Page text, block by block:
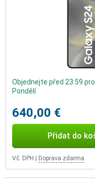
Objednejte před 23:59
Pondělí
640,00 €
Přidat do
Vč. DPH | Doprava zdarma